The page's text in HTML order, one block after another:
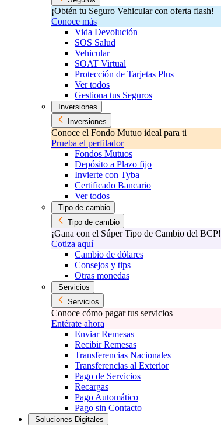
¡Obtén tu Seguro Vehicular con oferta flash!
Conoce más
Vida Devolución
SOS Salud
Vehicular
SOAT Virtual
Protección de Tarjetas Plus
Ver todos
Gestiona tus Seguros
Inversiones
Inversiones
Conoce el Fondo Mutuo ideal para ti
Prueba el perfilador
Fondos Mutuos
Depósito a Plazo fijo
Invierte con Tyba
Certificado Bancario
Ver todos
Tipo de cambio
Tipo de cambio
¡Gana con el Súper Tipo de Cambio del BCP!
Cotiza aquí
Cambio de dólares
Consejos y tips
Otras monedas
Servicios
Servicios
Conoce cómo pagar tus servicios
Entérate ahora
Enviar Remesas
Recibir Remesas
Transferencias Nacionales
Transferencias al Exterior
Pago de Servicios
Recargas
Pago Automático
Pago sin Contacto
Soluciones Digitales